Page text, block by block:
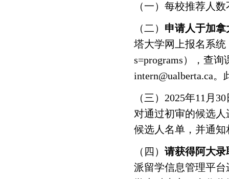
（一）每校推荐人
（二） 申请人于加拿
塔大学网上报名系统
s=programs），查询
intern@ualberta.ca
（三）2025年11月
对通过初审的候选
候选人名单，并通
（四） 请获得阿大录
派留学信息管理平